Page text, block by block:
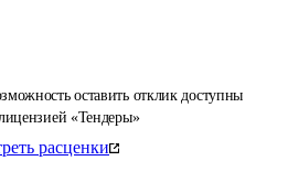
оставить отклик доступны
«Тендеры»
расценки